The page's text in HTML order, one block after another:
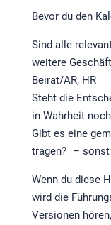
Bevor du den
Sind alle
weitere
Beirat/AR, HR
Steht die
in Wahrheit
Gibt es eine
tragen? – sonst
Wenn du diese
wird die
Versionen hören,